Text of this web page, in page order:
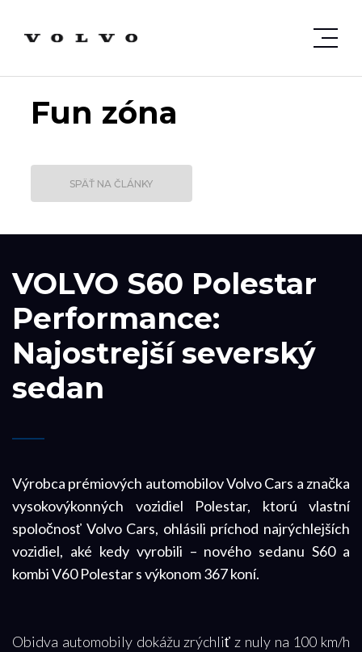
Fun zóna
SPÄŤ NA ČLÁNKY
VOLVO S60 Polestar
Performance:
Najostrejší severský
sedan
Výrobca prémiových automobilov Volvo Cars a značka
vysokovýkonných vozidiel Polestar, ktorú vlastní
spoločnosť Volvo Cars, ohlásili príchod najrýchlejších
vozidiel, aké kedy vyrobili – nového sedanu S60 a
kombi V60 Polestar s výkonom 367 koní.
Obidva automobily dokážu zrýchliť z nuly na 100 km/h